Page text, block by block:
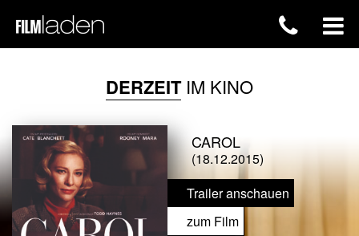
DERZEITIM KINO
CAROL
(18.12.2015)
Trailer anschauen
zum Film